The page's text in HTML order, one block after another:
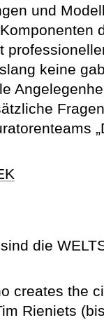
und
keine
die
creates the
Rieniets